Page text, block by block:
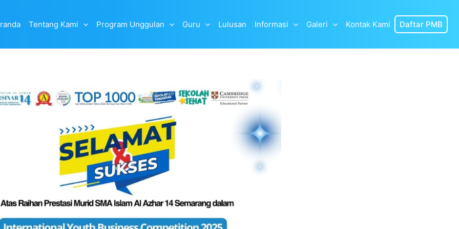
Tentang Kami Program Unggulan Guru Lulusan Informasi Galeri Kontak Kami Daftar PMB